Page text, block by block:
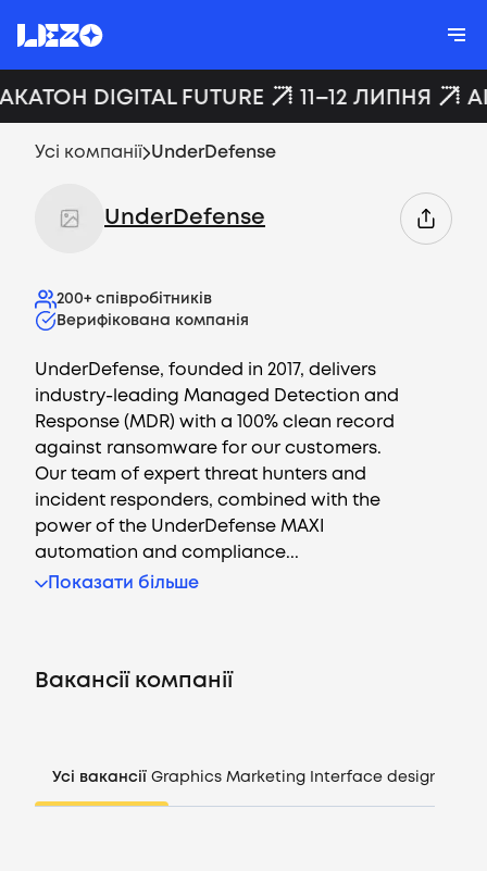
UA
DIGITAL FUTURE 11–12 ЛИПНЯ
Усі компанії UnderDefense
UnderDefense
200+ співробітників
Верифікована компанія
UnderDefense, founded in 2017, delivers
industry-leading Managed Detection and
Response (MDR) with a 100% clean record
against ransomware for our customers.
Our team of expert threat hunters and
incident responders, combined with the
power of the UnderDefense MAXI
automation and compliance...
Показати більше
Вакансії компанії
Усі вакансії Graphics Marketing Interface design